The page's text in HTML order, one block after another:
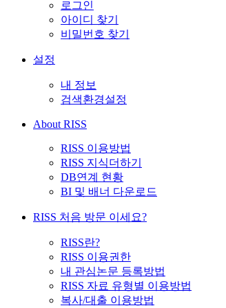
로그인
아이디 찾기
비밀번호 찾기
설정
내 정보
검색환경설정
About RISS
RISS 이용방법
RISS 지식더하기
DB연계 현황
BI 및 배너 다운로드
RISS 처음 방문 이세요?
RISS란?
RISS 이용권한
내 관심논문 등록방법
RISS 자료 유형별 이용방법
복사/대출 이용방법